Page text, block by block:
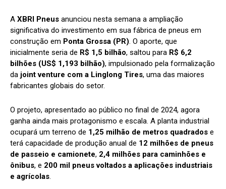
A XBRI Pneus anunciou nesta semana a ampliação
significativa do investimento em sua fábrica de pneus em
construção em Ponta Grossa (PR). O aporte, que
inicialmente seria de R$ 1,5 bilhão, saltou para R$ 6,2
bilhões (US$ 1,193 bilhão), impulsionado pela formalização
da joint venture com a Linglong Tires, uma das maiores
fabricantes globais do setor.
O projeto, apresentado ao público no final de 2024, agora
ganha ainda mais protagonismo e escala. A planta industrial
ocupará um terreno de 1,25 milhão de metros quadrados e
terá capacidade de produção anual de 12 milhões de pneus
de passeio e camionete, 2,4 milhões para caminhões e
ônibus, e 200 mil pneus voltados a aplicações industriais
e agrícolas.